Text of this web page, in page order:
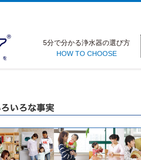
5分で分かる浄水器の選び方
HOW TO CHOOSE